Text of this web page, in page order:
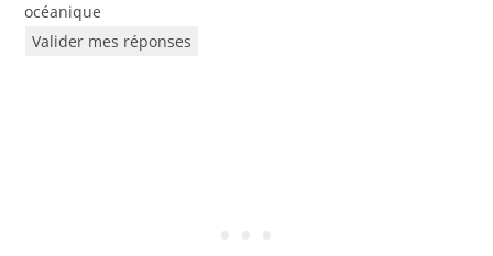
océanique
Valider mes réponses